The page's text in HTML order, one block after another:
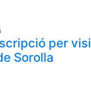
per
Sorolla